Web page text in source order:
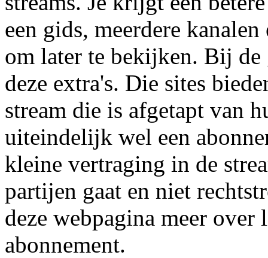
een gids, meerdere
om later te bekijken. Bij de
deze extra's. Die sites
stream die is afgetapt van
uiteindelijk wel een
kleine vertraging in de
partijen gaat en niet
deze webpagina meer
abonnement.